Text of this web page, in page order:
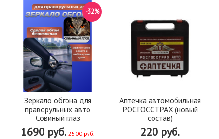
Зеркало обгона для
праворульных авто
Совиный глаз
1690 руб. 2500 руб.
-32%
Аптечка автомобильная
РОСГОССТРАХ (новый
состав)
220 руб.